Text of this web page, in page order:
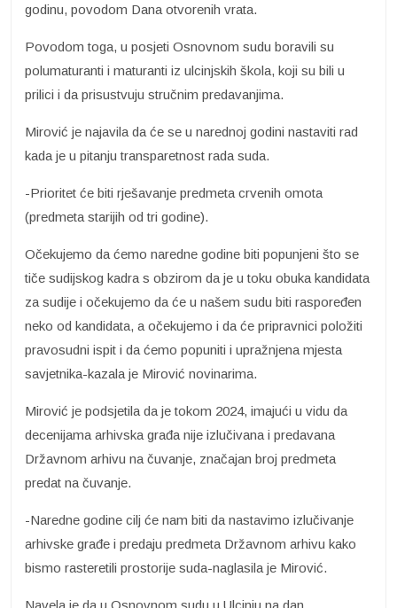
godinu, povodom Dana otvorenih vrata.
Povodom toga, u posjeti Osnovnom sudu boravili su
polumaturanti i maturanti iz ulcinjskih škola, koji su bili u
prilici i da prisustvuju stručnim predavanjima.
Mirović je najavila da će se u narednoj godini nastaviti rad
kada je u pitanju transparetnost rada suda.
-Prioritet će biti rješavanje predmeta crvenih omota
(predmeta starijih od tri godine).
Očekujemo da ćemo naredne godine biti popunjeni što se
tiče sudijskog kadra s obzirom da je u toku obuka kandidata
za sudije i očekujemo da će u našem sudu biti raspoređen
neko od kandidata, a očekujemo i da će pripravnici položiti
pravosudni ispit i da ćemo popuniti i upražnjena mjesta
savjetnika-kazala je Mirović novinarima.
Mirović je podsjetila da je tokom 2024, imajući u vidu da
decenijama arhivska građa nije izlučivana i predavana
Državnom arhivu na čuvanje, značajan broj predmeta
predat na čuvanje.
-Naredne godine cilj će nam biti da nastavimo izlučivanje
arhivske građe i predaju predmeta Državnom arhivu kako
bismo rasteretili prostorije suda-naglasila je Mirović.
Navela je da u Osnovnom sudu u Ulcinju na dan